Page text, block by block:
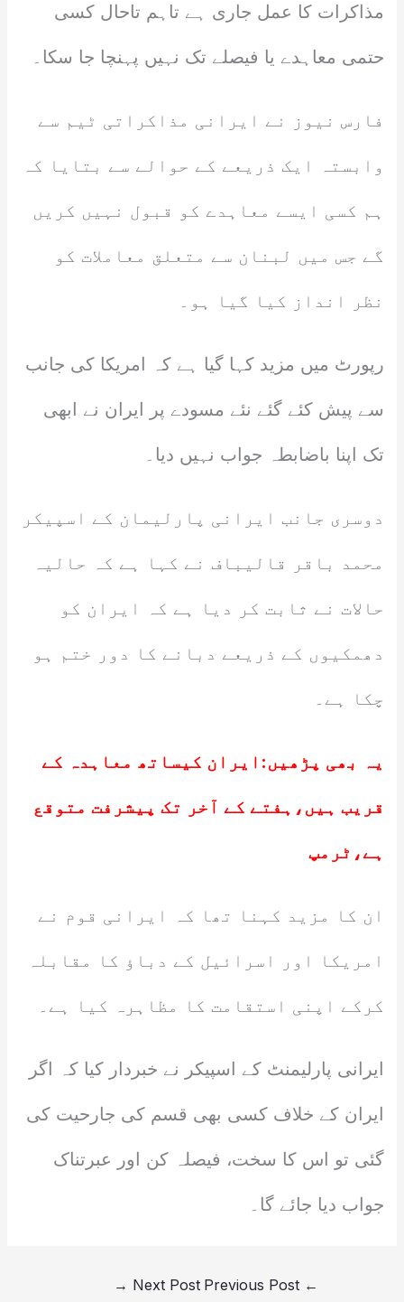
مذاکرات کا عمل جاری ہے تاہم تاحال کسی
حتمی معاہدے یا فیصلے تک نہیں پہنچا جا سکا۔
فارس نیوز نے ایرانی مذاکراتی ٹیم سے
وابستہ ایک ذریعے کے حوالے سے بتایا کہ
ہم کسی ایسے معاہدے کو قبول نہیں کریں
گے جس میں لبنان سے متعلق معاملات کو
نظر انداز کیا گیا ہو۔
رپورٹ میں مزید کہا گیا ہے کہ امریکا کی جانب
سے پیش کئے گئے نئے مسودے پر ایران نے ابھی
تک اپنا باضابطہ جواب نہیں دیا۔
دوسری جانب ایرانی پارلیمان کے اسپیکر
محمد باقر قالیباف نے کہا ہے کہ حالیہ
حالات نے ثابت کر دیا ہے کہ ایران کو
دھمکیوں کے ذریعے دبانے کا دور ختم ہو
چکا ہے۔
یہ بھی پڑھیں: ایران کیساتھ معاہدہ کے
قریب ہیں،ہفتے کے آخر تک پیشرفت متوقع
ہے،ٹرمپ
ان کا مزید کہنا تھا کہ ایرانی قوم نے
امریکا اور اسرائیل کے دباؤ کا مقابلہ
کرکے اپنی استقامت کا مظاہرہ کیا ہے۔
ایرانی پارلیمنٹ کے اسپیکر نے خبردار کیا کہ اگر
ایران کے خلاف کسی بھی قسم کی جارحیت کی
گئی تو اس کا سخت، فیصلہ کن اور عبرتناک
جواب دیا جائے گا۔
←
Next Post
→